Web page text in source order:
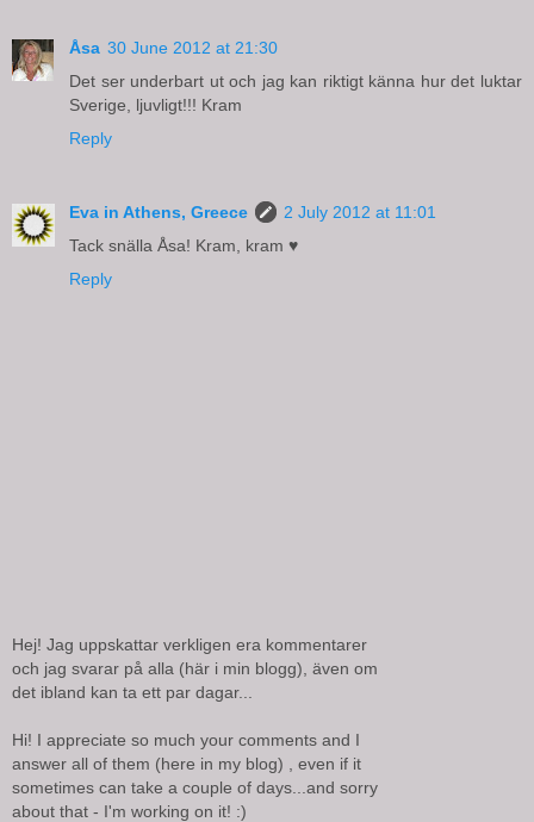
Åsa 30 June 2012 at 21:30
Det ser underbart ut och jag kan riktigt känna hur det luktar
Sverige, ljuvligt!!! Kram
Reply
Eva in Athens, Greece
2 July 2012 at 11:01
Tack snälla Åsa! Kram, kram ♥
Reply
Hej! Jag uppskattar verkligen era kommentarer
och jag svarar på alla (här i min blogg), även om
det ibland kan ta ett par dagar...
Hi! I appreciate so much your comments and I
answer all of them (here in my blog) , even if it
sometimes can take a couple of days...and sorry
about that - I'm working on it! :)